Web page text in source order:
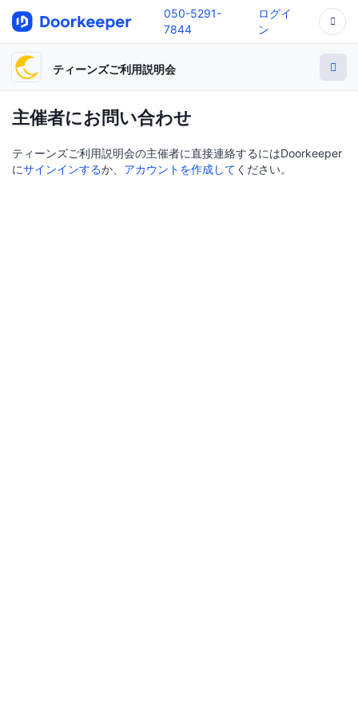
050-5291-
7844
ログイ
ン
ティーンズご利用説明会
主催者にお問い合わせ
ティーンズご利用説明会の主催者に直接連絡するにはDoorkeeper
にサインインするか、 アカウントを作成して ください。